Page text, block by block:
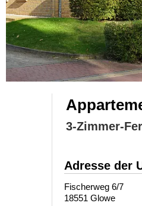
3-Zimmer-
Adresse der
Fischerweg 6/7
18551 Glowe